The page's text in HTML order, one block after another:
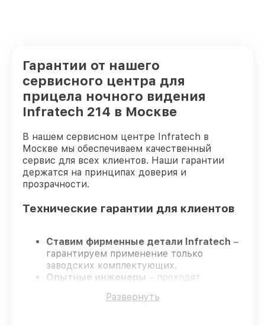
Гарантии от нашего
сервисного центра для
прицела ночного видения
Infratech 214 в Москве
В нашем сервисном центре Infratech в
Москве мы обеспечиваем качественный
сервис для всех клиентов. Наши гарантии
держатся на принципах доверия и
прозрачности.
Технические гарантии для клиентов
Ставим фирменные детали Infratech –
гарантируем применение только
заводских комплектующих.
Опытные инженеры – проходят
уровень их профессионализма.
Развернуть